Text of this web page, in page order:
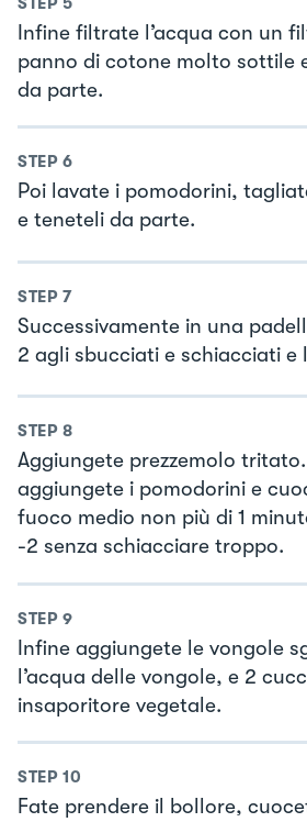
Infine filtrate l’acqua con un
panno di cotone molto sottile
da parte.
STEP 6
Poi lavate i pomodorini,
e teneteli da parte.
STEP 7
Successivamente in una
2 agli sbucciati e schiacciati e
STEP 8
Aggiungete prezzemolo
aggiungete i pomodorini e
fuoco medio non più di 1
-2 senza schiacciare troppo.
STEP 9
Infine aggiungete le vongole
l’acqua delle vongole, e 2
insaporitore vegetale.
STEP 10
Fate prendere il bollore,